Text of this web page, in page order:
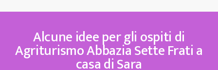
Alcune idee per gli ospiti di
Agriturismo Abbazia Sette Frati a
casa di Sara